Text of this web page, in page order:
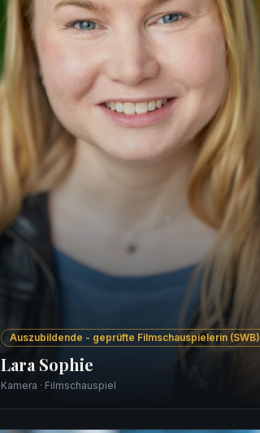
Auszubildende - geprüfte Filmschauspielerin (SWB)
Lara Sophie
Kamera · Filmschauspiel